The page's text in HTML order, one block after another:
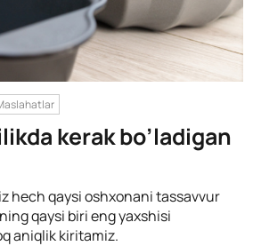
kerak bo’ladigan
hech qaysi oshxonani tassavvur
qaysi biri eng yaxshisi
aniqlik kiritamiz.